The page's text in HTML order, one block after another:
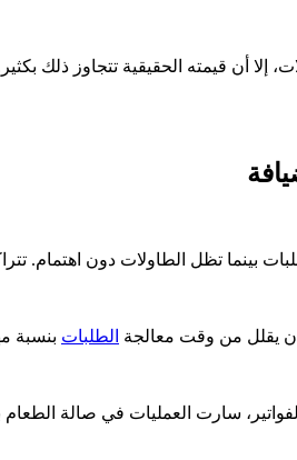
إلا أن قيمته الحقيقية تتجاوز ذلك
بينما تظل الطاولات دون اهتمام.
يقلل من وقت معالجة الطلبات بنسبة
سارت العمليات في صالة